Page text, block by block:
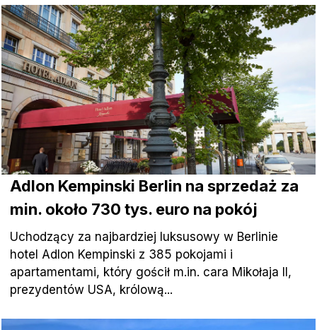
Adlon Kempinski Berlin na sprzedaż za
min. około 730 tys. euro na pokój
Uchodzący za najbardziej luksusowy w Berlinie
hotel Adlon Kempinski z 385 pokojami i
apartamentami, który gościł m.in. cara Mikołaja II,
prezydentów USA, królową...